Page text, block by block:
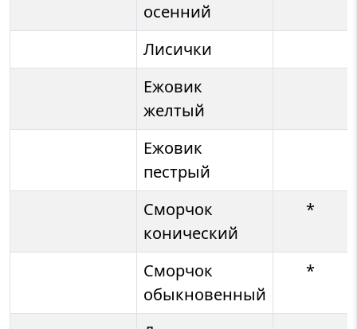
осенний
Лисички
Ежовик
желтый
Ежовик
пестрый
Сморчок
конический
*
Сморчок
обыкновенный
*